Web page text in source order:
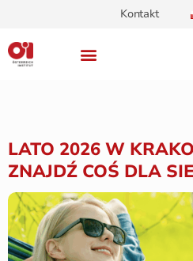
Kontakt
LATO 2026 W
ZNAJDŹ COŚ DLA